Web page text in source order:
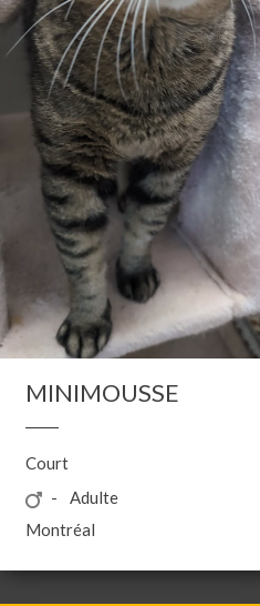
MINIMOUSSE
Court
Adulte
Montréal